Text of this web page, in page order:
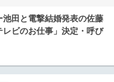
田と電撃結婚発表の佐藤
ビのお仕事」決定・呼び